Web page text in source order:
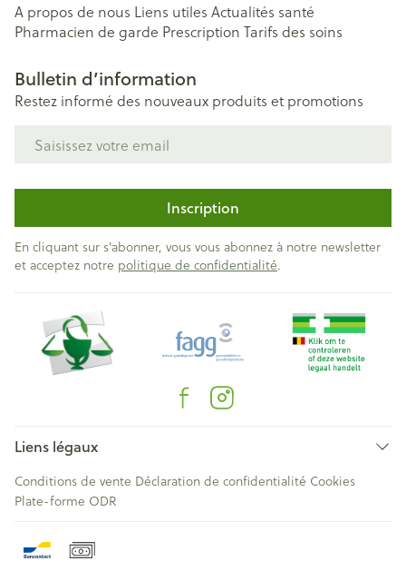
A propos de nous Liens utiles Actualités santé
Pharmacien de garde Prescription Tarifs des soins
Bulletin d’information
Restez informé des nouveaux produits et promotions
Inscription
En cliquant sur s'abonner, vous vous abonnez à notre newsletter
et acceptez notre politique de confidentialité.
Liens légaux
Conditions de vente Déclaration de confidentialité Cookies
Plate-forme ODR